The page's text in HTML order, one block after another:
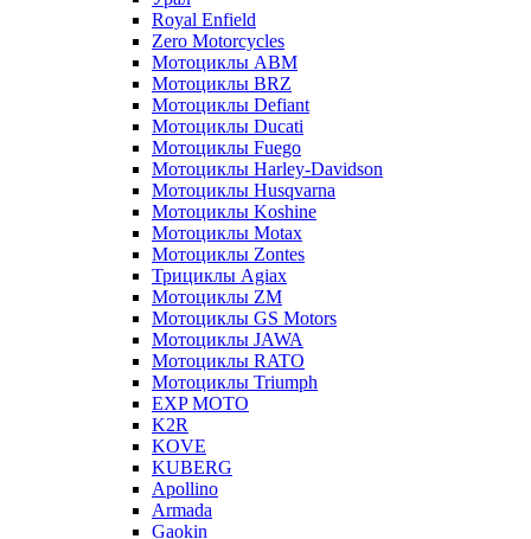
Royal Enfield
Zero Motorcycles
Мотоциклы ABM
Мотоциклы BRZ
Мотоциклы Defiant
Мотоциклы Ducati
Мотоциклы Fuego
Мотоциклы Harley-Davidson
Мотоциклы Husqvarna
Мотоциклы Koshine
Мотоциклы Motax
Мотоциклы Zontes
Трициклы Agiax
Мотоциклы ZM
Мотоциклы GS Motors
Мотоциклы JAWA
Мотоциклы RATO
Мотоциклы Triumph
EXP MOTO
K2R
KOVE
KUBERG
Apollino
Armada
Gaokin